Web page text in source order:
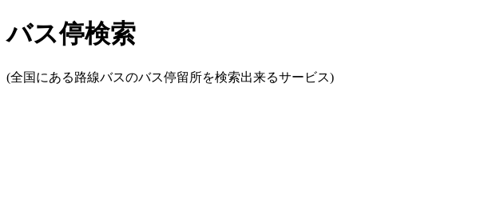
バス停検索
(全国にある路線バスのバス停留所を検索出来るサービス)